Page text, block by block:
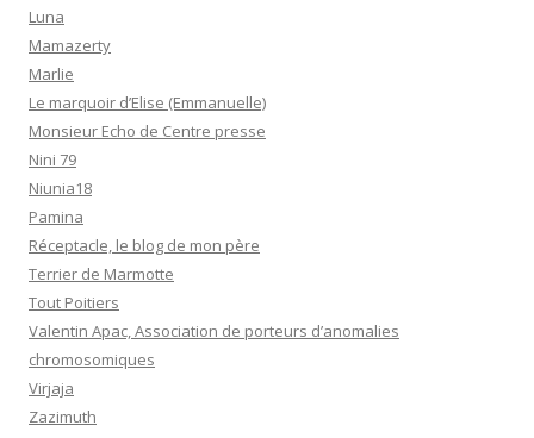
Luna
Mamazerty
Marlie
Le marquoir d’Elise (Emmanuelle)
Monsieur Echo de Centre presse
Nini 79
Niunia18
Pamina
Réceptacle, le blog de mon père
Terrier de Marmotte
Tout Poitiers
Valentin Apac, Association de porteurs d’anomalies
chromosomiques
Virjaja
Zazimuth